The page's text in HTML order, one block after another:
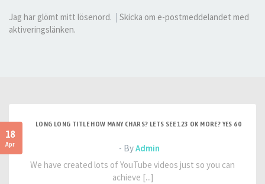
Jag har glömt mitt lösenord.
Skicka om e-postmeddelandet med
aktiveringslänken.
18
Apr
LONG LONG TITLE HOW MANY CHARS? LETS SEE 123 OK MORE? YES 60
- ByAdmin
We have created lots of YouTube videos just so you can
achieve [...]